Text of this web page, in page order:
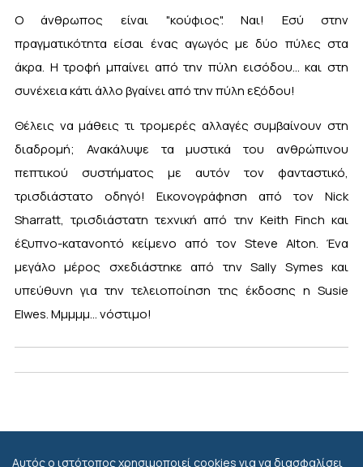
Ο άνθρωπος είναι "κούφιος". Ναι! Εσύ στην
πραγματικότητα είσαι ένας αγωγός με δύο πύλες στα
άκρα. Η τροφή μπαίνει από την πύλη εισόδου... και στη
συνέχεια κάτι άλλο βγαίνει από την πύλη εξόδου!
Θέλεις να μάθεις τι τρομερές αλλαγές συμβαίνουν στη
διαδρομή; Ανακάλυψε τα μυστικά του ανθρώπινου
πεπτικού συστήματος με αυτόν τον φανταστικό,
τρισδιάστατο οδηγό! Εικονογράφηση από τον Nick
Sharratt, τρισδιάστατη τεχνική από την Keith Finch και
έξυπνο-κατανοητό κείμενο από τον Steve Alton. Ένα
μεγάλο μέρος σχεδιάστηκε από την Sally Symes και
υπεύθυνη για την τελειοποίηση της έκδοσης η Susie
Elwes. Μμμμμ... νόστιμο!
Αυτός ο ιστότοπος χρησιμοποιεί cookies για να διασφαλίσει